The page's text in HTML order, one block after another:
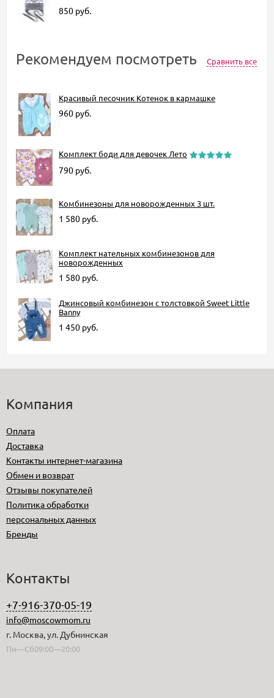
850 руб.
Рекомендуем посмотреть Сравнить все
Красивый песочник Котенок в кармашке
960 руб.
Комплект боди для девочек Лето
790 руб.
Комбинезоны для новорожденных 3 шт.
1 580 руб.
Комплект нательных комбинезонов для
новорожденных
1 580 руб.
Джинсовый комбинезон с толстовкой Sweet Little
Banny
1 450 руб.
Компания
Оплата
Доставка
Контакты интернет-магазина
Обмен и возврат
Отзывы покупателей
Политика обработки
персональных данных
Бренды
Контакты
+7-916-370-05-19
info@moscowmom.ru
г. Москва, ул. Дубнинская
Пн—Сб09:00—20:00